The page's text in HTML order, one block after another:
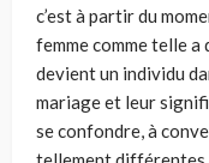
c’est à partir du
femme comme telle a
devient un individu
mariage et leur
se confondre, à